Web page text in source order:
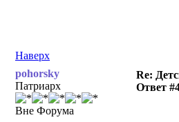
Наверх
pohorsky
Патриарх
Вне Форума
Re:
Ответ